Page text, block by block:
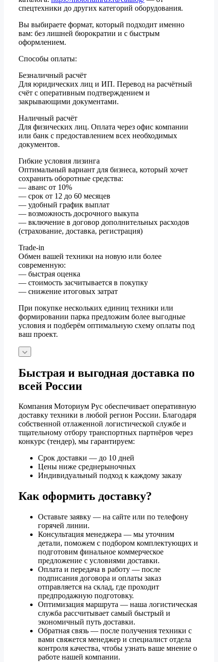
спецтехники до других категорий оборудования.
Вы выбираете формат, который подходит именно
вам: без лишней бюрократии и с быстрым
оформлением.
Способы оплаты:
Безналичный расчёт
Для юридических лиц и ИП. Перевод на расчётный
счёт с оперативным подтверждением и
закрывающими документами.
Наличный расчёт
Для физических лиц. Оплата через офис компании
или банк с предоставлением всех необходимых
документов.
Гибкие условия лизинга
Оптимальный вариант для бизнеса, который хочет
сохранить оборотные средства:
— аванс от 10%
— срок от 12 до 60 месяцев
— удобный график выплат
— возможность досрочного выкупа
— включение в договор дополнительных расходов
(страхование, доставка, регистрация)
Trade-in
Обмен вашей техники на новую или более
современную:
— быстрая оценка
— стоимость засчитывается в покупку
— снижение итоговых затрат
При покупке нескольких единиц техники или
формировании парка предложим более выгодные
условия и подберём оптимальную схему оплаты под
ваш проект.
Быстрая и выгодная доставка по
всей России
Компания Моториум Рус обеспечивает оперативную
доставку техники в любой регион России. Благодаря
собственной отлаженной логистической службе и
тщательному отбору транспортных партнёров через
конкурс (тендер), мы гарантируем:
Срок доставки — до 10 дней
Цены ниже среднерыночных
Индивидуальный подход к каждому заказу
Как оформить доставку?
Оставьте заявку — на сайте или по телефону
горячей линии.
Консультация менеджера — мы уточним
детали, поможем с подбором комплектующих и
подготовим финальное коммерческое
предложение с условиями доставки.
Оплата и передача в работу — после
подписания договора и оплаты заказ
отправляется на склад, где проходит
предпродажную подготовку.
Оптимизация маршрута — наша логистическая
служба рассчитывает самый быстрый и
экономичный путь доставки.
Обратная связь — после получения техники с
вами свяжется менеджер и специалист отдела
контроля качества, чтобы узнать ваше мнение о
работе нашей компании.